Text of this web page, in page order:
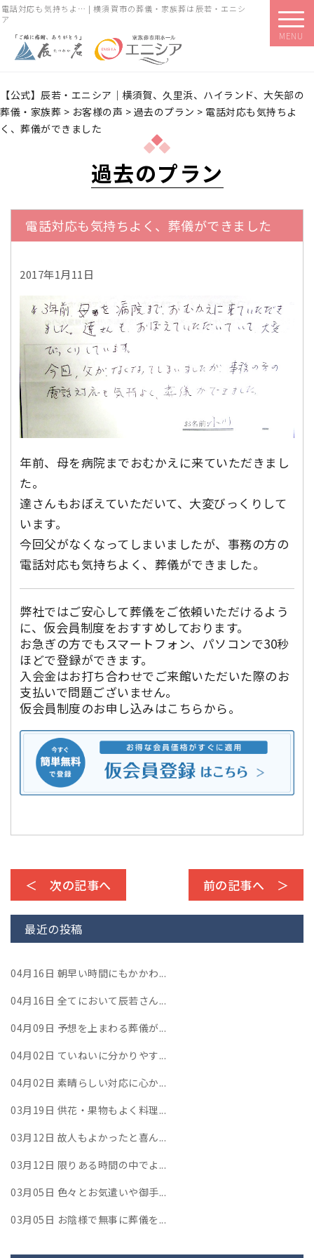
電話対応も気持ちよ… | 横須賀市の葬儀・家族葬は辰若・エニシ
ア
MENU
【公式】辰若・エニシア｜横須賀、久里浜、ハイランド、大矢部の
葬儀・家族葬 > お客様の声 > 過去のプラン > 電話対応も気持ちよ
く、葬儀ができました
過去のプラン
電話対応も気持ちよく、葬儀ができました
2017年1月11日
年前、母を病院までおむかえに来ていただきまし
た。
達さんもおぼえていただいて、大変びっくりして
います。
今回父がなくなってしまいましたが、事務の方の
電話対応も気持ちよく、葬儀ができました。
弊社ではご安心して葬儀をご依頼いただけるよう
に、仮会員制度をおすすめしております。
お急ぎの方でもスマートフォン、パソコンで30秒
ほどで登録ができます。
入会金はお打ち合わせでご来館いただいた際のお
支払いで問題ございません。
仮会員制度のお申し込みはこちらから。
＜ 次の記事へ 前の記事へ ＞
最近の投稿
04月16日 朝早い時間にもかかわ...
04月16日 全てにおいて辰若さん...
04月09日 予想を上まわる葬儀が...
04月02日 ていねいに分かりやす...
04月02日 素晴らしい対応に心か...
03月19日 供花・果物もよく料理...
03月12日 故人もよかったと喜ん...
03月12日 限りある時間の中でよ...
03月05日 色々とお気遣いや御手...
03月05日 お陰様で無事に葬儀を...